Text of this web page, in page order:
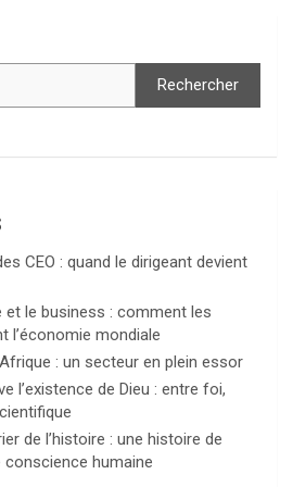
Rechercher
CEO : quand le dirigeant devient
et le business : comment les
l’économie mondiale
: un secteur en plein essor
l’existence de Dieu : entre foi,
de l’histoire : une histoire de
humaine